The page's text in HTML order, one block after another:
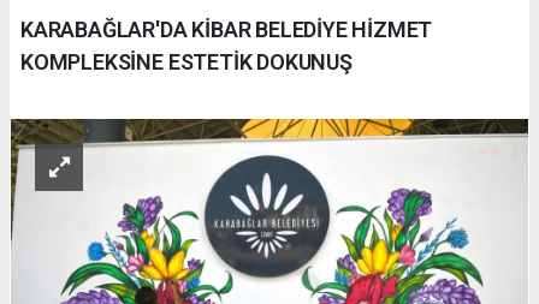
KARABAĞLAR'DA KİBAR BELEDİYE HİZMET
KOMPLEKSİNE ESTETİK DOKUNUŞ